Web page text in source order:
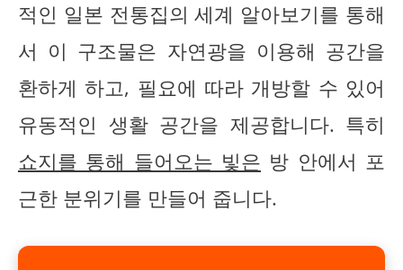
적인 일본 전통집의 세계 알아보기를 통해
서 이 구조물은 자연광을 이용해 공간을
환하게 하고, 필요에 따라 개방할 수 있어
유동적인 생활 공간을 제공합니다. 특히
쇼지를 통해 들어오는 빛은 방 안에서 포
근한 분위기를 만들어 줍니다.